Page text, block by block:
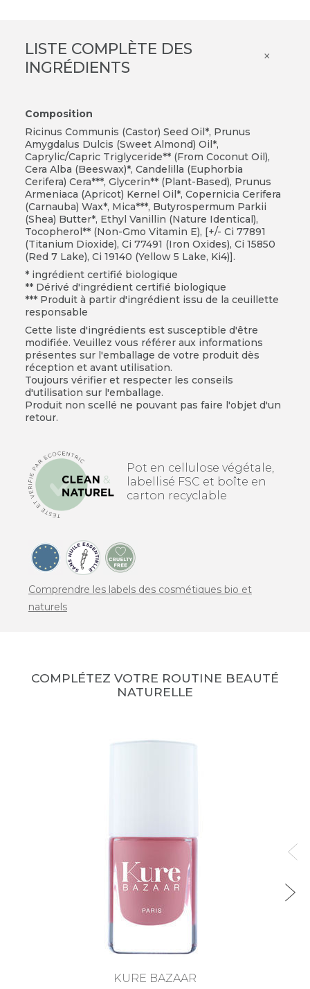
LISTE COMPLÈTE DES
INGRÉDIENTS
×
Composition
Ricinus Communis (Castor) Seed Oil*, Prunus
Amygdalus Dulcis (Sweet Almond) Oil*,
Caprylic/Capric Triglyceride** (From Coconut Oil),
Cera Alba (Beeswax)*, Candelilla (Euphorbia
Cerifera) Cera***, Glycerin** (Plant-Based), Prunus
Armeniaca (Apricot) Kernel Oil*, Copernicia Cerifera
(Carnauba) Wax*, Mica***, Butyrospermum Parkii
(Shea) Butter*, Ethyl Vanillin (Nature Identical),
Tocopherol** (Non-Gmo Vitamin E), [+/- Ci 77891
(Titanium Dioxide), Ci 77491 (Iron Oxides), Ci 15850
(Red 7 Lake), Ci 19140 (Yellow 5 Lake, Ki4)].
* ingrédient certifié biologique
** Dérivé d'ingrédient certifié biologique
*** Produit à partir d'ingrédient issu de la ceuillette
responsable
Cette liste d'ingrédients est susceptible d'être
modifiée. Veuillez vous référer aux informations
présentes sur l'emballage de votre produit dès
réception et avant utilisation.
Toujours vérifier et respecter les conseils
d'utilisation sur l'emballage.
Produit non scellé ne pouvant pas faire l'objet d'un
retour.
Pot en cellulose végétale,
labellisé FSC et boîte en
carton recyclable
Comprendre les labels des cosmétiques bio et
naturels
COMPLÉTEZ VOTRE ROUTINE BEAUTÉ
NATURELLE
KURE BAZAAR